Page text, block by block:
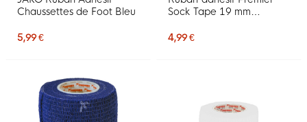
Chaussettes de Foot Bleu
5,99 €
Sock Tape 19 mm
4,99 €